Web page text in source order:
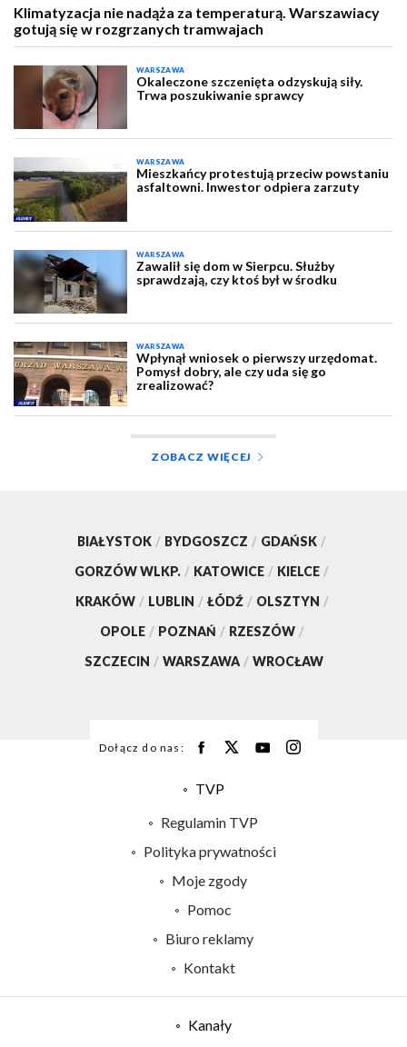
Klimatyzacja nie nadąża za temperaturą. Warszawiacy
gotują się w rozgrzanych tramwajach
WARSZAWA
Okaleczone szczenięta odzyskują siły.
Trwa poszukiwanie sprawcy
WARSZAWA
Mieszkańcy protestują przeciw powstaniu
asfaltowni. Inwestor odpiera zarzuty
WARSZAWA
Zawalił się dom w Sierpcu. Służby
sprawdzają, czy ktoś był w środku
WARSZAWA
Wpłynął wniosek o pierwszy urzędomat.
Pomysł dobry, ale czy uda się go
zrealizować?
ZOBACZ WIĘCEJ
BIAŁYSTOK / BYDGOSZCZ / GDAŃSK /
GORZÓW WLKP. / KATOWICE / KIELCE /
KRAKÓW / LUBLIN / ŁÓDŹ / OLSZTYN /
OPOLE / POZNAŃ / RZESZÓW /
SZCZECIN / WARSZAWA / WROCŁAW
Dołącz do nas:
TVP
Centrum informacji TVP
Naziemna Telewizja Cyfrowa
System NOS
Regulamin TVP
Polityka prywatności
Moje zgody
Pomoc
Biuro reklamy
Kontakt
Kanały